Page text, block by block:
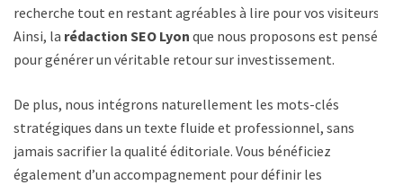
recherche tout en restant agréables à lire pour vos visiteurs.
Ainsi, la rédaction SEO Lyon que nous proposons est pensée
pour générer un véritable retour sur investissement.
De plus, nous intégrons naturellement les mots-clés
stratégiques dans un texte fluide et professionnel, sans
jamais sacrifier la qualité éditoriale. Vous bénéficiez
également d’un accompagnement pour définir les